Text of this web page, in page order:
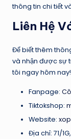
thông tin chi tiết
Liên Hệ
Để biết thêm
và nhận được sự
tôi ngay hôm nay!
Fanpage:
Tiktokshop:
Website:
Địa chỉ: 71/